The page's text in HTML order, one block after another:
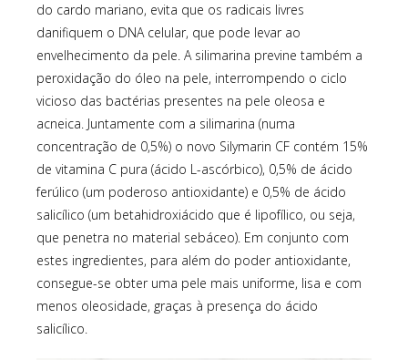
do cardo mariano, evita que os radicais livres
danifiquem o DNA celular, que pode levar ao
envelhecimento da pele. A silimarina previne também a
peroxidação do óleo na pele, interrompendo o ciclo
vicioso das bactérias presentes na pele oleosa e
acneica. Juntamente com a silimarina (numa
concentração de 0,5%) o novo Silymarin CF contém 15%
de vitamina C pura (ácido L-ascórbico), 0,5% de ácido
ferúlico (um poderoso antioxidante) e 0,5% de ácido
salicílico (um betahidroxiácido que é lipofílico, ou seja,
que penetra no material sebáceo). Em conjunto com
estes ingredientes, para além do poder antioxidante,
consegue-se obter uma pele mais uniforme, lisa e com
menos oleosidade, graças à presença do ácido
salicílico.